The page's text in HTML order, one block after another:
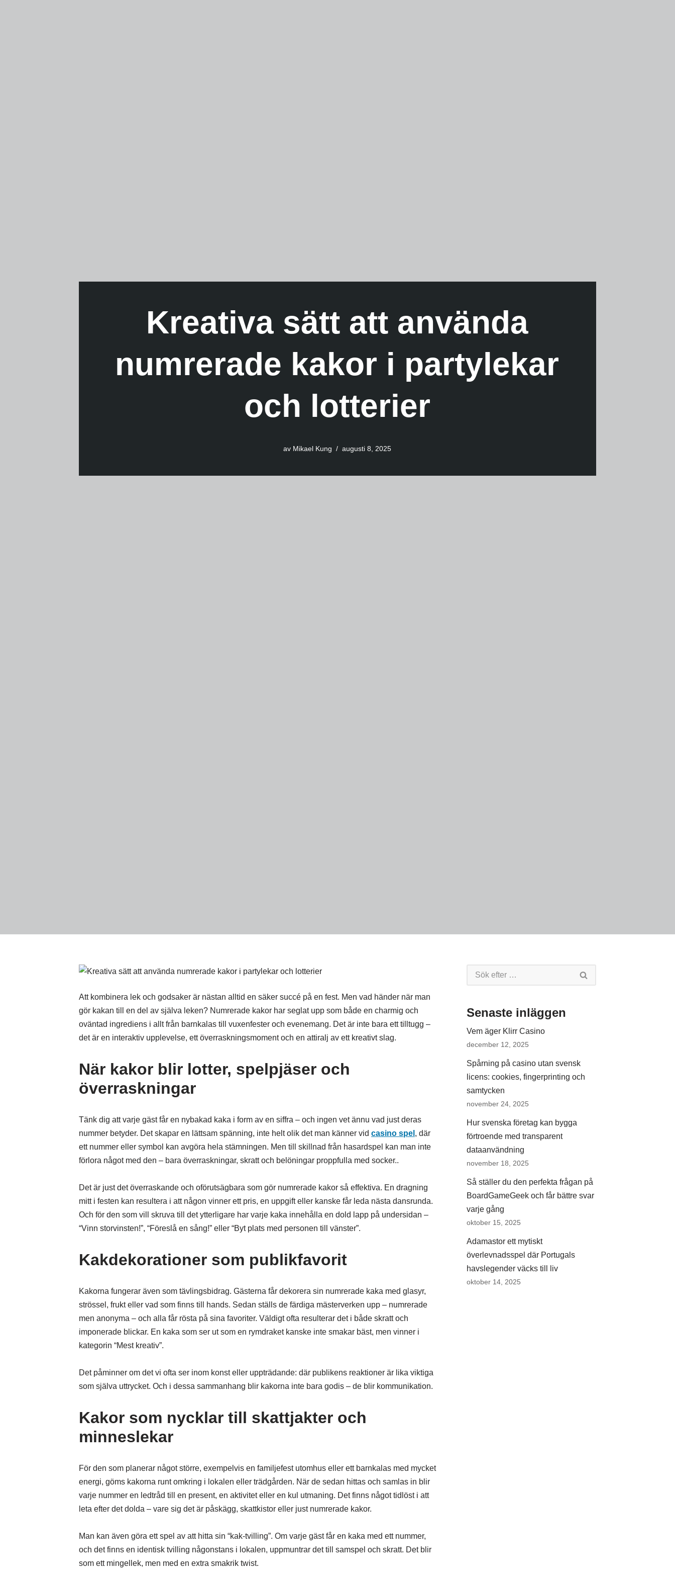
Kreativa sätt att använda
numrerade kakor i partylekar
och lotterier
av Mikael Kung augusti 8, 2025
Att kombinera lek och godsaker är nästan alltid en säker succé på en fest. Men vad händer när man
gör kakan till en del av själva leken? Numrerade kakor har seglat upp som både en charmig och
oväntad ingrediens i allt från barnkalas till vuxenfester och evenemang. Det är inte bara ett tilltugg –
det är en interaktiv upplevelse, ett överraskningsmoment och en attiralj av ett kreativt slag.
När kakor blir lotter, spelpjäser och
överraskningar
Tänk dig att varje gäst får en nybakad kaka i form av en siffra – och ingen vet ännu vad just deras
nummer betyder. Det skapar en lättsam spänning, inte helt olik det man känner vid casino spel , där
ett nummer eller symbol kan avgöra hela stämningen. Men till skillnad från hasardspel kan man inte
förlora något med den – bara överraskningar, skratt och belöningar proppfulla med socker..
Det är just det överraskande och oförutsägbara som gör numrerade kakor så effektiva. En dragning
mitt i festen kan resultera i att någon vinner ett pris, en uppgift eller kanske får leda nästa dansrunda.
Och för den som vill skruva till det ytterligare har varje kaka innehålla en dold lapp på undersidan –
“Vinn storvinsten!”, “Föreslå en sång!” eller “Byt plats med personen till vänster”.
Kakdekorationer som publikfavorit
Kakorna fungerar även som tävlingsbidrag. Gästerna får dekorera sin numrerade kaka med glasyr,
strössel, frukt eller vad som finns till hands. Sedan ställs de färdiga mästerverken upp – numrerade
men anonyma – och alla får rösta på sina favoriter. Väldigt ofta resulterar det i både skratt och
imponerade blickar. En kaka som ser ut som en rymdraket kanske inte smakar bäst, men vinner i
kategorin “Mest kreativ”.
Det påminner om det vi ofta ser inom konst eller uppträdande: där publikens reaktioner är lika viktiga
som själva uttrycket. Och i dessa sammanhang blir kakorna inte bara godis – de blir kommunikation.
Kakor som nycklar till skattjakter och
minneslekar
För den som planerar något större, exempelvis en familjefest utomhus eller ett barnkalas med mycket
energi, göms kakorna runt omkring i lokalen eller trädgården. När de sedan hittas och samlas in blir
varje nummer en ledtråd till en present, en aktivitet eller en kul utmaning. Det finns något tidlöst i att
leta efter det dolda – vare sig det är påskägg, skattkistor eller just numrerade kakor.
Man kan även göra ett spel av att hitta sin “kak-tvilling”. Om varje gäst får en kaka med ett nummer,
och det finns en identisk tvilling någonstans i lokalen, uppmuntrar det till samspel och skratt. Det blir
som ett mingellek, men med en extra smakrik twist.
Senaste inläggen
Vem äger Klirr Casino
december 12, 2025
Spårning på casino utan svensk
licens: cookies, fingerprinting och
samtycken
november 24, 2025
Hur svenska företag kan bygga
förtroende med transparent
dataanvändning
november 18, 2025
Så ställer du den perfekta frågan på
BoardGameGeek och får bättre svar
varje gång
oktober 15, 2025
Adamastor ett mytiskt
överlevnadsspel där Portugals
havslegender väcks till liv
oktober 14, 2025